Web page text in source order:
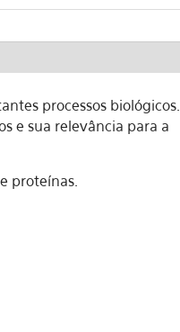
processos biológicos.
e sua relevância para a
proteínas.